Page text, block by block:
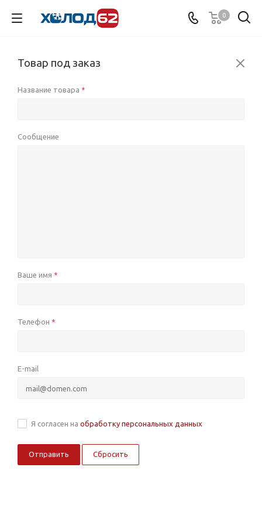
0
Товар под заказ
Название товара *
Сообщение
Ваше имя *
Телефон *
E-mail
Я согласен на обработку персональных данных
Сбросить